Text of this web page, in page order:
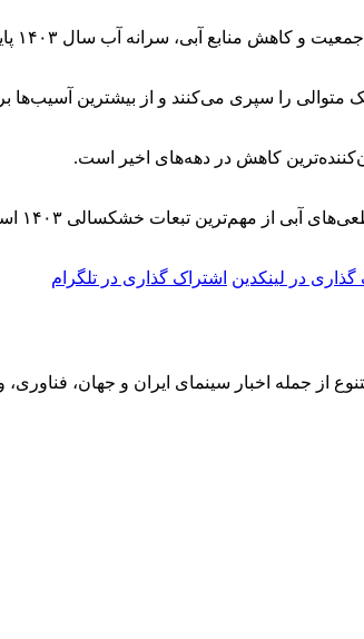
را سپری می‌کنند و از بیشترین آسیب‌ها
از مهم‌ترین تبعات خشکسالی ۱۴۰۳ است.
گذاری در لینکدین اشتراک گذاری در تلگرام
از جمله اخبار سینمای ایران و جهان،